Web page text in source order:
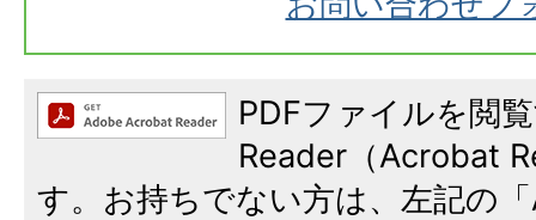
PDFファイルを閲
Reader（Acrobat
す。お持ちでない方は、左記の